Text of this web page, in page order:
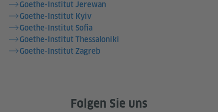
Goethe-Institut Jerewan
Goethe-Institut Kyiv
Goethe-Institut Sofia
Goethe-Institut Thessaloniki
Goethe-Institut Zagreb
Folgen Sie uns